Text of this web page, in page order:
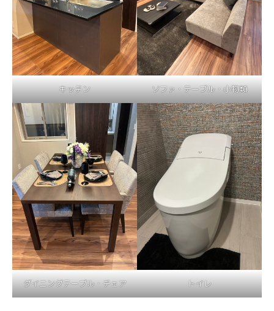
キッチン ソファ・テーブル・小物類
ダイニングテーブル・チェア トイレ